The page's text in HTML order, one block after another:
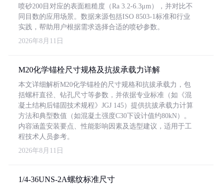
喷砂200目对应的表面粗糙度（Ra 3.2-6.3μm），并对比不
同目数的应用场景。数据来源包括ISO 8503-1标准和行业
实践，帮助用户根据需求选择合适的喷砂参数。
2026年8月11日
M20化学锚栓尺寸规格及抗拔承载力详解
本文详细解析M20化学锚栓的尺寸规格和抗拔承载力，包
括螺杆直径、钻孔尺寸等参数，并依据专业标准（如《混
凝土结构后锚固技术规程》JGJ 145）提供抗拔承载力计算
方法和典型数值（如混凝土强度C30下设计值约80kN）。
内容涵盖安装要点、性能影响因素及选型建议，适用于工
程技术人员参考。
2026年8月11日
1/4-36UNS-2A螺纹标准尺寸